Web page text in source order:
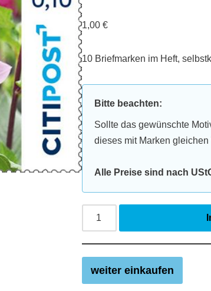
1,00€
10 Briefmarken im Heft,
Bitte beachten:
Sollte das gewünschte
dieses mit Marken gleichen
Alle Preise sind nach
Alternative:
weiter einkaufen